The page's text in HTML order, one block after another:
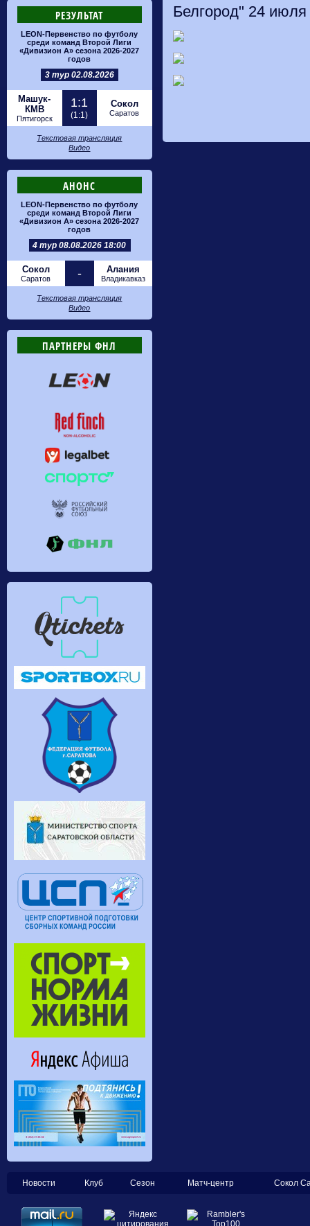
РЕЗУЛЬТАТ
LEON-Первенство по футболу
среди команд Второй Лиги
«Дивизион А» сезона 2026-2027
годов
3 тур 02.08.2026
Машук-
КМВ
Пятигорск
1:1
(1:1)
Сокол
Саратов
Текстовая трансляция
Видео
АНОНС
LEON-Первенство по футболу
среди команд Второй Лиги
«Дивизион А» сезона 2026-2027
годов
4 тур 08.08.2026 18:00
Сокол
Саратов - Алания
Владикавказ
Текстовая трансляция
Видео
ПАРТНЕРЫ ФНЛ
Белгород" 24
Новости Клуб Сезон Матч-центр Сокол